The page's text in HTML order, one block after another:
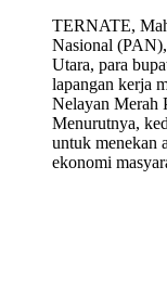
TERNATE,
Nasional
Utara, para
lapangan kerja
Nelayan Merah
Menurutnya,
untuk menekan
ekonomi